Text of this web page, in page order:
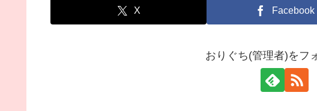
X Facebook
おりぐち(管理者)をフ